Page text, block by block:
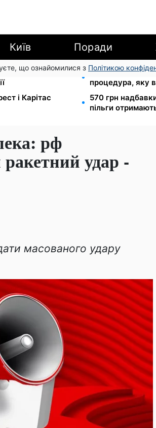
Київ Поради
що ознайомилися з Політикою
матч
Права із
процедура, яку
і Карітас
570 грн
пільги
рф
ракетний удар -
масованого удару